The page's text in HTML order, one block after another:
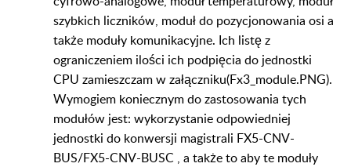
szybkich liczników, moduł do pozycjonowania osi a
także moduły komunikacyjne. Ich listę z
ograniczeniem ilości ich podpięcia do jednostki
CPU zamieszczam w załączniku(Fx3_module.PNG).
Wymogiem koniecznym do zastosowania tych
modułów jest: wykorzystanie odpowiedniej
jednostki do konwersji magistrali FX5-CNV-
BUS/FX5-CNV-BUSC , a także to aby te moduły